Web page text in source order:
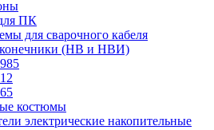
ПК
для сварочного кабеля
(НВ и НВИ)
костюмы
электрические накопительные